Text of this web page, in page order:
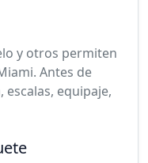
y otros permiten
Antes de
equipaje,